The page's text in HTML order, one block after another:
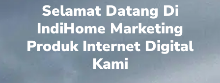
Selamat Datang Di
IndiHome Marketing
Produk Internet Digital
Kami